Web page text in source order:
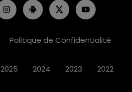
Politique de Confidentialité
2025 2024 2023 2022